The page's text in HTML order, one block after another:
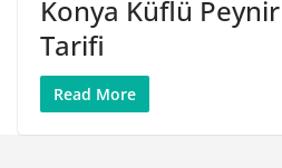
Konya Küflü
Tarifi
Read More